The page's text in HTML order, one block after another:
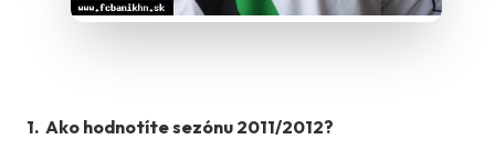
1. Ako hodnotíte sezónu 2011/2012?